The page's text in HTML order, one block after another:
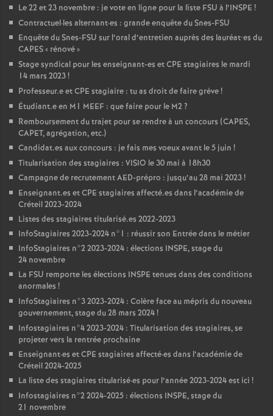
Le 22 et 23 novembre : je vote en ligne pour la liste FSU à l’INSPE !
Contractuel·les alternant·es : grande enquête du Snes-FSU
Enquête du Snes-FSU sur l’oral d’entretien auprès des lauréat•es du
CAPES« rénové»
Stage syndical pour les enseignant-es etCPE stagiaires le mardi
14 mars 2023!
Professeur.e etCPE stagiaire : tu as droit de faire grève!
Étudiant.e en M1 MEEF : que faire pour le M2?
Remboursement du trajet pour se rendre à un concours (CAPES,
CAPET, agrégation, etc.)
Candidat.es aux concours : je fais mes voeux avant le 5 juin !
Titularisation des stagiaires : VISIO le 30 mai à 18h30
Campagne de recrutementAED-prépro : jusqu’au 28 mai 2023!
Enseignant.es etCPE stagiaires affecté.es dans l’académie de
Créteil 2023-2024
Listes des stagiaires titularisé.es 2022-2023
InfoStagiaires 2023-2024 n°1 : réussir son Entrée dans le métier
InfoStagiaires n°2 2023-2024 : élections INSPE, stage du
24 novembre
La FSU remporte les élections INSPE tenues dans des conditions
anormales !
InfoStagiaires n°3 2023-2024 : Colère face au mépris du nouveau
gouvernement, stage du 28 mars 2024!
Infostagiaires n°4 2023-2024 : Titularisation des stagiaires, se
projeter vers la rentrée prochaine
Enseignant·es etCPE stagiaires affecté·es dans l’académie de
Créteil 2024-2025
La liste des stagiaires titularisé·es pour l’année 2023-2024 est ici !
Infostagiaires n°2 2024-2025 : élections INSPE, stage du
21 novembre